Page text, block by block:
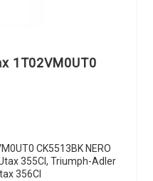
1T02VM0UT0
CK5513BK NERO
355CI, Triumph-Adler
356CI